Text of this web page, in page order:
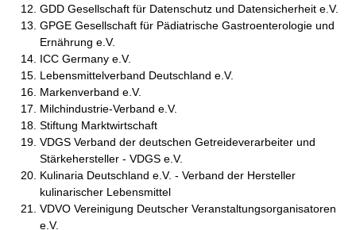
GDD Gesellschaft für Datenschutz und Datensicherheit e.V.
GPGE Gesellschaft für Pädiatrische Gastroenterologie und
Ernährung e.V.
ICC Germany e.V.
Lebensmittelverband Deutschland e.V.
Markenverband e.V.
Milchindustrie-Verband e.V.
Stiftung Marktwirtschaft
VDGS Verband der deutschen Getreideverarbeiter und
Stärkehersteller - VDGS e.V.
Kulinaria Deutschland e.V. - Verband der Hersteller
kulinarischer Lebensmittel
VDVO Vereinigung Deutscher Veranstaltungsorganisatoren
e.V.